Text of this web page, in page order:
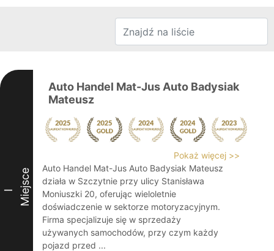
I Miejsce
Auto Handel Mat-Jus Auto Badysiak
Mateusz
Pokaż więcej >>
Auto Handel Mat-Jus Auto Badysiak Mateusz
działa w Szczytnie przy ulicy Stanisława
Moniuszki 20, oferując wieloletnie
doświadczenie w sektorze motoryzacyjnym.
Firma specjalizuje się w sprzedaży
używanych samochodów, przy czym każdy
pojazd przed ...